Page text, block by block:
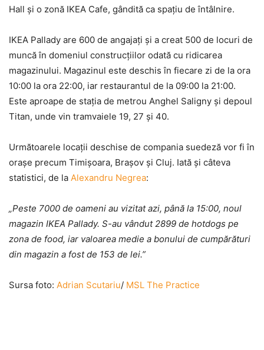
Hall şi o zonă IKEA Cafe, gândită ca spaţiu de întâlnire.
IKEA Pallady are 600 de angajaţi şi a creat 500 de locuri de
muncă în domeniul construcţiilor odată cu ridicarea
magazinului. Magazinul este deschis în fiecare zi de la ora
10:00 la ora 22:00, iar restaurantul de la 09:00 la 21:00.
Este aproape de staţia de metrou Anghel Saligny şi depoul
Titan, unde vin tramvaiele 19, 27 şi 40.
Următoarele locaţii deschise de compania suedeză vor fi în
oraşe precum Timişoara, Braşov şi Cluj. Iată şi câteva
statistici, de la Alexandru Negrea:
„Peste 7000 de oameni au vizitat azi, până la 15:00, noul
magazin IKEA Pallady. S-au vândut 2899 de hotdogs pe
zona de food, iar valoarea medie a bonului de cumpărături
din magazin a fost de 153 de lei.”
Sursa foto: Adrian Scutariu/ MSL The Practice